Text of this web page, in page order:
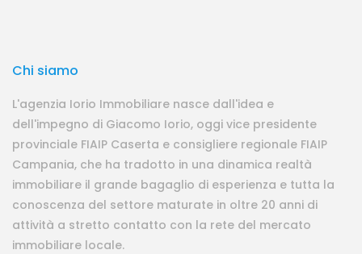
Chi siamo
L'agenzia Iorio Immobiliare nasce dall'idea e
dell'impegno di Giacomo Iorio, oggi vice presidente
provinciale FIAIP Caserta e consigliere regionale FIAIP
Campania, che ha tradotto in una dinamica realtà
immobiliare il grande bagaglio di esperienza e tutta la
conoscenza del settore maturate in oltre 20 anni di
attività a stretto contatto con la rete del mercato
immobiliare locale.